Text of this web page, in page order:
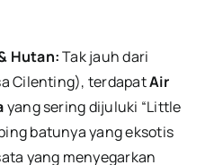
Hutan:Tak jauh dari
Cilenting), terdapatAir
yang sering dijuluki “Little
batunya yang eksotis
yang menyegarkan